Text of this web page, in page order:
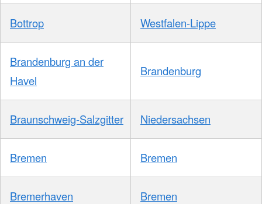
Bottrop Westfalen-Lippe
Brandenburg an der
Havel
Brandenburg
Braunschweig-Salzgitter Niedersachsen
Bremen Bremen
Bremerhaven Bremen